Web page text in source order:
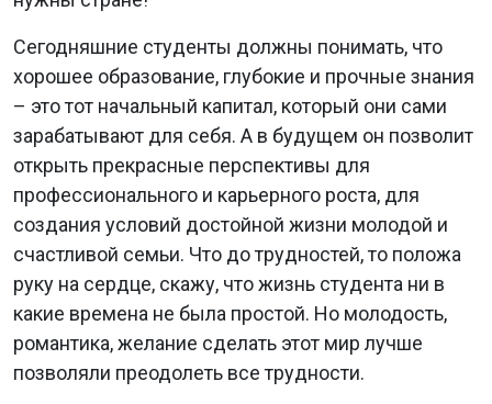
Сегодняшние студенты должны понимать, что
хорошее образование, глубокие и прочные знания
– это тот начальный капитал, который они сами
зарабатывают для себя. А в будущем он позволит
открыть прекрасные перспективы для
профессионального и карьерного роста, для
создания условий достойной жизни молодой и
счастливой семьи. Что до трудностей, то положа
руку на сердце, скажу, что жизнь студента ни в
какие времена не была простой. Но молодость,
романтика, желание сделать этот мир лучше
позволяли преодолеть все трудности.